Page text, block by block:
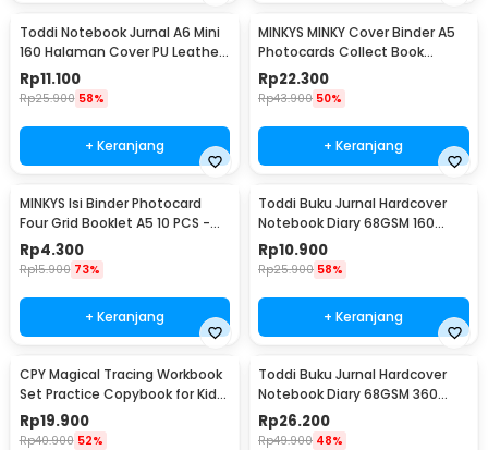
Toddi Notebook Jurnal A6 Mini
160 Halaman Cover PU Leather
Premium - CW-32
Rp11.100
Rp25.900 58%
+ Keranjang
MINKYS MINKY Cover Binder A5
Photocards Collect Book
Postcard Holder - 2021
Rp22.300
Rp43.900 50%
+ Keranjang
MINKYS Isi Binder Photocard
Four Grid Booklet A5 10 PCS -
A2021
Rp4.300
Rp15.900 73%
+ Keranjang
Toddi Buku Jurnal Hardcover
Notebook Diary 68GSM 160
Halaman Lined - CW-74
Rp10.900
Rp25.900 58%
+ Keranjang
CPY Magical Tracing Workbook
Set Practice Copybook for Kids
- 001
Rp19.900
Rp40.900 52%
Toddi Buku Jurnal Hardcover
Notebook Diary 68GSM 360
Halaman Lined - CW-05
Rp26.200
Rp49.900 48%